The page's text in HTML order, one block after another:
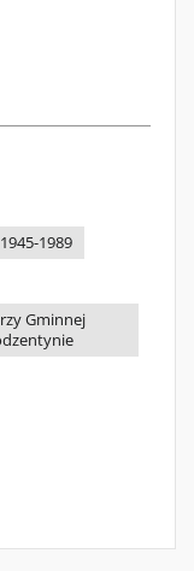
1945-1989
Gminnej